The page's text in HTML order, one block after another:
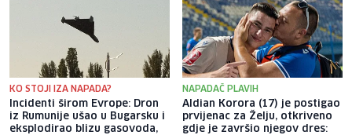
KO STOJI IZA NAPADA?
Incidenti širom Evrope: Dron
iz Rumunije ušao u Bugarsku i
eksplodirao blizu gasovoda,
NAPADAČ PLAVIH
Aldian Korora (17) je postigao
prvijenac za Želju, otkriveno
gdje je završio njegov dres: